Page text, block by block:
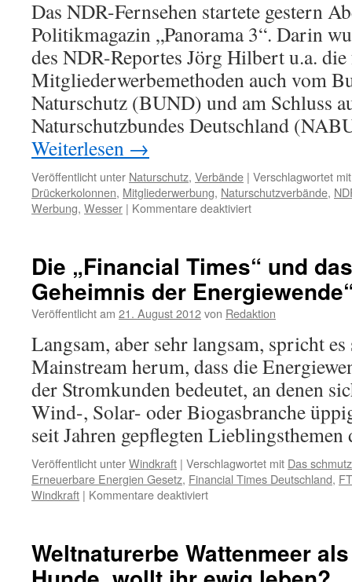
Das NDR-Fernsehen startete gestern
Politikmagazin „Panorama 3“. Darin
des NDR-Reportes Jörg Hilbert u.a.
Mitgliederwerbemethoden auch vom
Naturschutz (BUND) und am Schluss
Naturschutzbundes Deutschland
Weiterlesen →
Veröffentlicht unter Naturschutz, Verbände | Verschlagwortet mit
Drückerkolonnen, Mitgliederwerbung, Naturschutzverbände,
Werbung, Wesser | Kommentare deaktiviertfür
und
Mitgliederwerbung:
optische
Täuschung!
Die „Financial Times“ und
Geheimnis der
Veröffentlicht am 21. August 2012von Redaktion
Langsam, aber sehr langsam, spricht
Mainstream herum, dass die
der Stromkunden bedeutet, an denen
Wind-, Solar- oder Biogasbranche
seit Jahren gepflegten
Veröffentlicht unterWindkraft | Verschlagwortet mit Das
Erneuerbare Energien Gesetz, Financial Times Deutschland,
Windkraft | Kommentare deaktiviertfür
und
das
Weltnaturerbe Wattenmeer